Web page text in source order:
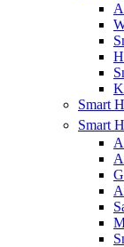
Smart
Smart